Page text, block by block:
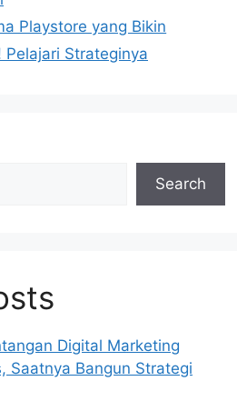
Playstore yang Bikin
Pelajari Strateginya
Search
Digital Marketing
Saatnya Bangun Strategi